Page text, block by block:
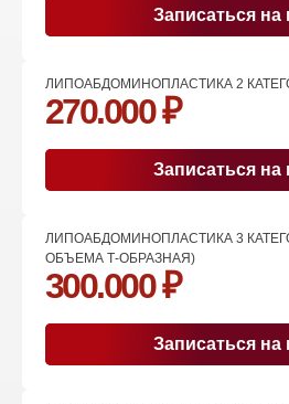
Записаться на
ЛИПОАБДОМИНОПЛАСТИКА 2
270.000 ₽
Записаться на
ЛИПОАБДОМИНОПЛАСТИКА 3
ОБЪЕМА Т-ОБРАЗНАЯ)
300.000 ₽
Записаться на